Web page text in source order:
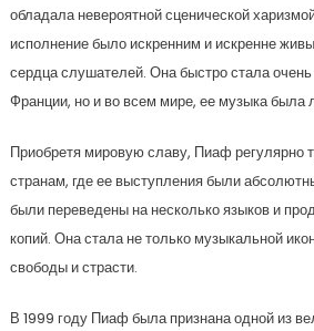
обладала невероятной сценической
исполнение было искренним и искренне
сердца слушателей. Она быстро стала
Франции, но и во всем мире, ее музыка была
Приобретя мировую славу, Пиаф регулярно
странам, где ее выступления были
были переведены на несколько языков и
копий. Она стала не только музыкальной
свободы и страсти.
В 1999 году Пиаф была признана одной из